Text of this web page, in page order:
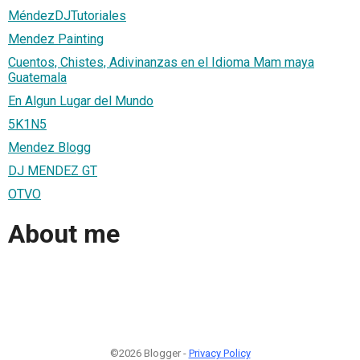
MéndezDJTutoriales
Mendez Painting
Cuentos, Chistes, Adivinanzas en el Idioma Mam maya
Guatemala
En Algun Lugar del Mundo
5K1N5
Mendez Blogg
DJ MENDEZ GT
OTVO
About me
©2026 Blogger - Privacy Policy